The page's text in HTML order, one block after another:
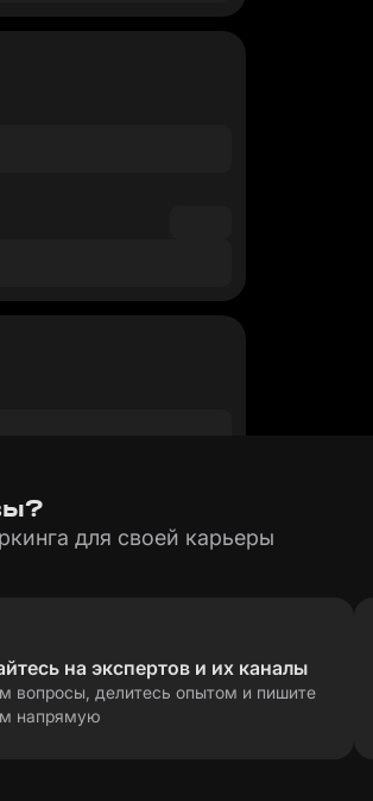
для своей карьеры
на экспертов и их каналы
вопросы, делитесь опытом и пишите
напрямую